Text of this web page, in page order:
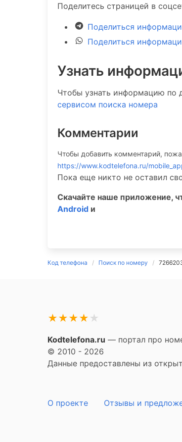
Поделитесь страницей в
Поделиться
Поделиться
Узнать
Чтобы узнать информацию по
сервисом поиска номера
Комментарии
Чтобы добавить комментарий,
https://www.kodtelefona.ru/
Пока еще никто не оставил
Скачайте наше приложение,
Android и
Код телефона Поиск по номеру
★
★
★
★
★
Kodtelefona.ru — портал про
© 2010 - 2026
Данные предоставлены из
О проекте Отзывы и